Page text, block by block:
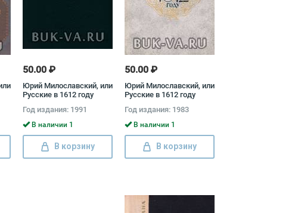
50.00 ₽
Юрий Милославский, или
Русские в 1612 году
Год издания: 1991
В наличии 1
В корзину
50.00 ₽
Юрий Милославский, или
Русские в 1612 году
Год издания: 1983
В наличии 1
В корзину